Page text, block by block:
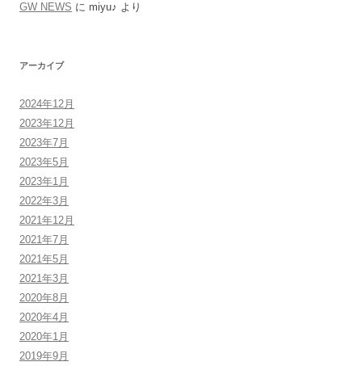
GW NEWS に miyu♪ より
アーカイブ
2024年12月
2023年12月
2023年7月
2023年5月
2023年1月
2022年3月
2021年12月
2021年7月
2021年5月
2021年3月
2020年8月
2020年4月
2020年1月
2019年9月